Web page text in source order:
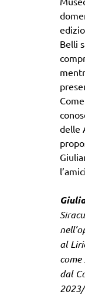
Belli
delle
al
dal